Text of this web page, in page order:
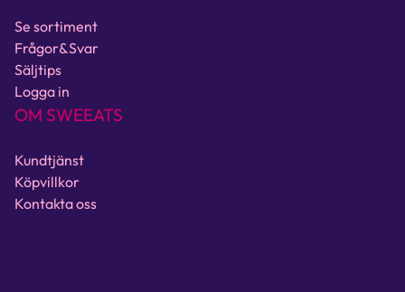
Se sortiment
Frågor&Svar
Säljtips
Logga in
OM SWEEATS
Kundtjänst
Köpvillkor
Kontakta oss